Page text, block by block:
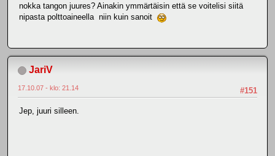
nokka tangon juures? Ainakin ymmärtäisin että se voitelisi siitä
nipasta polttoaineella niin kuin sanoit
JariV
#151
17.10.07 - klo: 21.14
Jep, juuri silleen.